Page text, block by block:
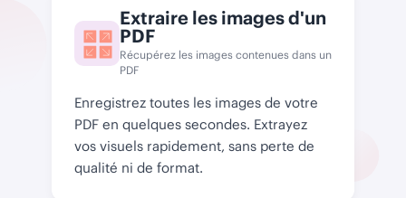
Extraire les images d'un
PDF
Récupérez les images contenues dans un
PDF
Enregistrez toutes les images de votre
PDF en quelques secondes. Extrayez
vos visuels rapidement, sans perte de
qualité ni de format.